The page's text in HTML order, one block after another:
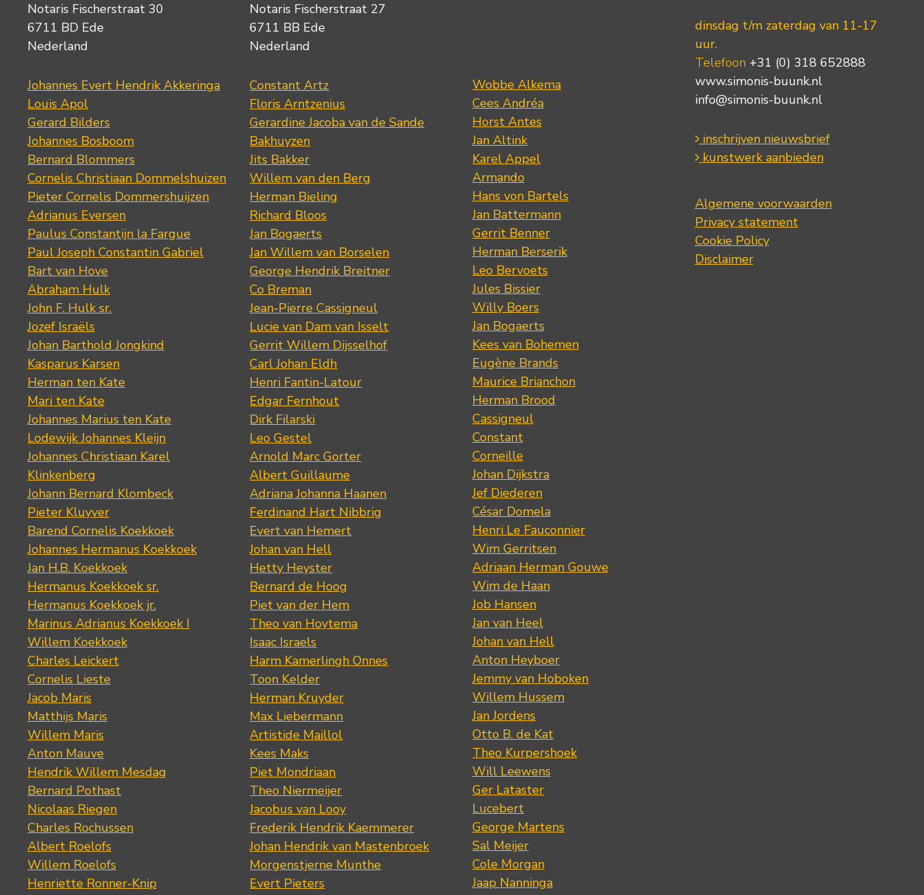
Notaris Fischerstraat 30
6711 BD Ede
Nederland
Johannes Evert Hendrik Akkeringa
Louis Apol
Gerard Bilders
Johannes Bosboom
Bernard Blommers
Cornelis Christiaan Dommelshuizen
Pieter Cornelis Dommershuijzen
Adrianus Eversen
Paulus Constantijn la Fargue
Paul Joseph Constantin Gabriel
Bart van Hove
Abraham Hulk
John F. Hulk sr.
Jozef Israëls
Johan Barthold Jongkind
Kasparus Karsen
Herman ten Kate
Mari ten Kate
Johannes Marius ten Kate
Lodewijk Johannes Kleijn
Johannes Christiaan Karel
Klinkenberg
Johann Bernard Klombeck
Pieter Kluyver
Barend Cornelis Koekkoek
Johannes Hermanus Koekkoek
Jan H.B. Koekkoek
Hermanus Koekkoek sr.
Hermanus Koekkoek jr.
Marinus Adrianus Koekkoek I
Willem Koekkoek
Charles Leickert
Cornelis Lieste
Jacob Maris
Matthijs Maris
Willem Maris
Anton Mauve
Hendrik Willem Mesdag
Bernard Pothast
Nicolaas Riegen
Charles Rochussen
Albert Roelofs
Willem Roelofs
Henriette Ronner-Knip
Notaris Fischerstraat 27
6711 BB Ede
Nederland
Constant Artz
Floris Arntzenius
Gerardine Jacoba van de Sande
Bakhuyzen
Jits Bakker
Willem van den Berg
Herman Bieling
Richard Bloos
Jan Bogaerts
Jan Willem van Borselen
George Hendrik Breitner
Co Breman
Jean-Pierre Cassigneul
Lucie van Dam van Isselt
Gerrit Willem Dijsselhof
Carl Johan Eldh
Henri Fantin-Latour
Edgar Fernhout
Dirk Filarski
Leo Gestel
Arnold Marc Gorter
Albert Guillaume
Adriana Johanna Haanen
Ferdinand Hart Nibbrig
Evert van Hemert
Johan van Hell
Hetty Heyster
Bernard de Hoog
Piet van der Hem
Theo van Hoytema
Isaac Israels
Harm Kamerlingh Onnes
Toon Kelder
Herman Kruyder
Max Liebermann
Artistide Maillol
Kees Maks
Piet Mondriaan
Theo Niermeijer
Jacobus van Looy
Frederik Hendrik Kaemmerer
Johan Hendrik van Mastenbroek
Morgenstjerne Munthe
Evert Pieters
Wobbe Alkema
Cees Andréa
Horst Antes
Jan Altink
Karel Appel
Armando
Hans von Bartels
Jan Battermann
Gerrit Benner
Herman Berserik
Leo Bervoets
Jules Bissier
Willy Boers
Jan Bogaerts
Kees van Bohemen
Eugène Brands
Maurice Brianchon
Herman Brood
Cassigneul
Constant
Corneille
Johan Dijkstra
Jef Diederen
César Domela
Henri Le Fauconnier
Wim Gerritsen
Adriaan Herman Gouwe
Wim de Haan
Job Hansen
Jan van Heel
Johan van Hell
Anton Heyboer
Jemmy van Hoboken
Willem Hussem
Jan Jordens
Otto B. de Kat
Theo Kurpershoek
Will Leewens
Ger Lataster
Lucebert
George Martens
Sal Meijer
Cole Morgan
Jaap Nanninga
dinsdag t/m zaterdag van 11-17
uur.
Telefoon +31 (0) 318 652888
www.simonis-buunk.nl
info@simonis-buunk.nl
inschrijven nieuwsbrief
kunstwerk aanbieden
Algemene voorwaarden
Privacy statement
Cookie Policy
Disclaimer